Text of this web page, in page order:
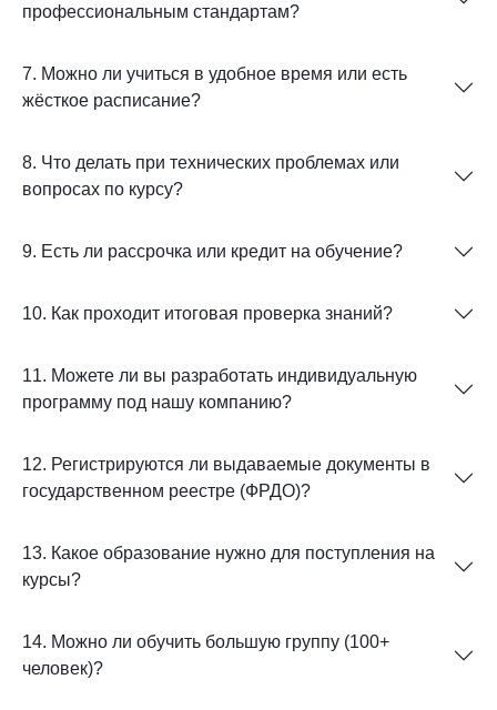
профессиональным стандартам?
7. Можно ли учиться в удобное время или есть
жёсткое расписание?
8. Что делать при технических проблемах или
вопросах по курсу?
9. Есть ли рассрочка или кредит на обучение?
10. Как проходит итоговая проверка знаний?
11. Можете ли вы разработать индивидуальную
программу под нашу компанию?
12. Регистрируются ли выдаваемые документы в
государственном реестре (ФРДО)?
13. Какое образование нужно для поступления на
курсы?
14. Можно ли обучить большую группу (100+
человек)?